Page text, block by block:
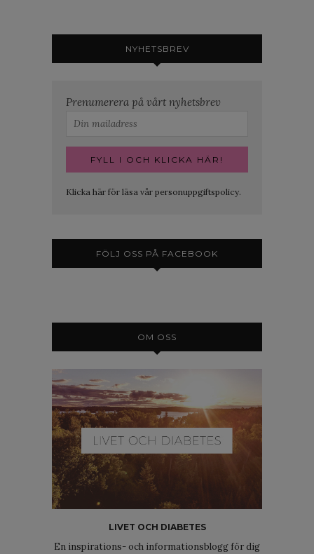
NYHETSBREV
Prenumerera på vårt nyhetsbrev
Klicka här för läsa vår personuppgiftspolicy.
FÖLJ OSS PÅ FACEBOOK
OM OSS
LIVET OCH DIABETES
En inspirations- och informationsblogg för dig